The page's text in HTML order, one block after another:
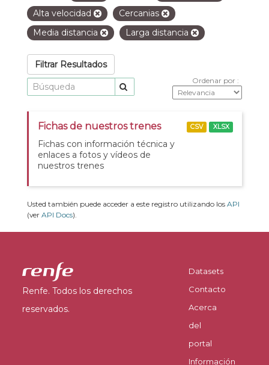
Alta velocidad
Cercanias
Media distancia
Larga distancia
Filtrar Resultados
Ordenar por
Fichas de nuestros trenes
Fichas con información técnica y
enlaces a fotos y vídeos de
nuestros trenes
CSV XLSX
Usted también puede acceder a este registro utilizando los API
(ver API Docs).
Renfe. Todos los derechos
reservados.
Datasets
Contacto
Acerca
del
portal
Información